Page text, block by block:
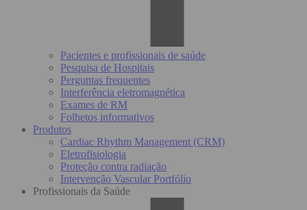
Pacientes e profissionais de saúde
Pesquisa de Hospitais
Perguntas frequentes
Interferência eletromagnética
Exames de RM
Folhetos informativos
Produtos
Cardiac Rhythm Management (CRM)
Eletrofisiologia
Proteção contra radiação
Intervenção Vascular Portfólio
Profissionais da Saúde